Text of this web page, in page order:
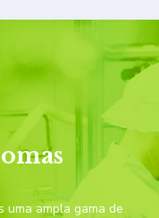
uma ampla gama de